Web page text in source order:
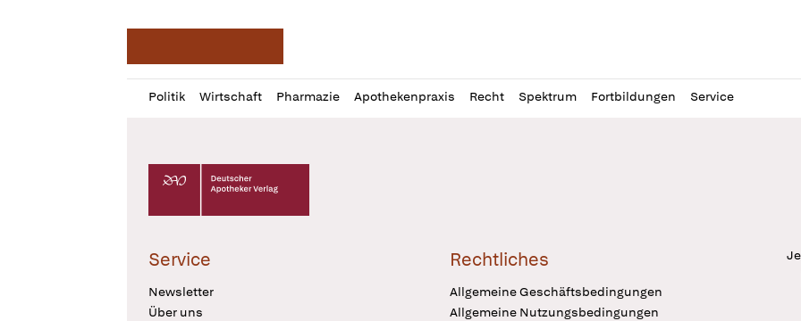
Politik Wirtschaft Pharmazie Apothekenpraxis Recht Spektrum Fortbildungen Service
Profil
öffnen
Daz
Pur
Deutscher Apotheker Verlag Logo
Service
Newsletter
Über uns
Rechtliches
Allgemeine Geschäftsbedingungen
Allgemeine Nutzungsbedingungen